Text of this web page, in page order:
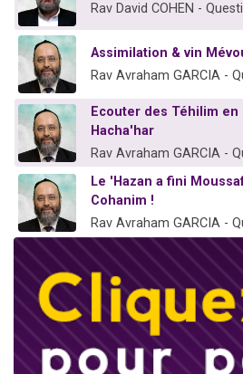
Rav David COHEN -
Assimilation & vin
Rav Avraham GARCIA -
Ecouter des Téhilim en
Hacha'har
Rav Avraham GARCIA -
Le 'Hazan a fini
Cohanim !
Rav Avraham GARCIA -